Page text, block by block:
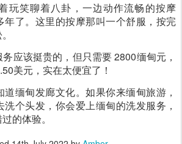
玩笑聊着八卦，一边动作流畅的按摩
年了。这里的按摩那叫一个舒服，按完
应该挺贵的，但只需要 2800缅甸元，
美元，实在太便宜了！
缅甸发廊文化。如果你来缅甸旅游，
个头发，你会爱上缅甸的洗发服务，
的体验。